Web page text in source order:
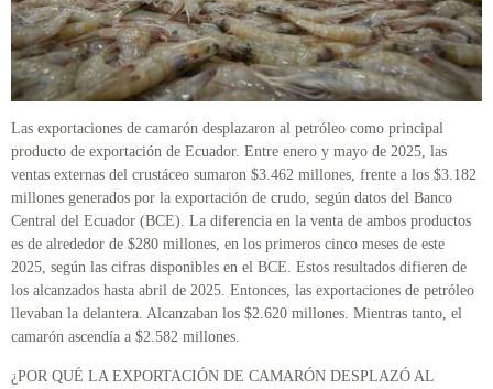
Las exportaciones de camarón desplazaron al petróleo como principal
producto de exportación de Ecuador. Entre enero y mayo de 2025, las
ventas externas del crustáceo sumaron $3.462 millones, frente a los $3.182
millones generados por la exportación de crudo, según datos del Banco
Central del Ecuador (BCE). La diferencia en la venta de ambos productos
es de alrededor de $280 millones, en los primeros cinco meses de este
2025, según las cifras disponibles en el BCE. Estos resultados difieren de
los alcanzados hasta abril de 2025. Entonces, las exportaciones de petróleo
llevaban la delantera. Alcanzaban los $2.620 millones. Mientras tanto, el
camarón ascendía a $2.582 millones.
¿POR QUÉ LA EXPORTACIÓN DE CAMARÓN DESPLAZÓ AL